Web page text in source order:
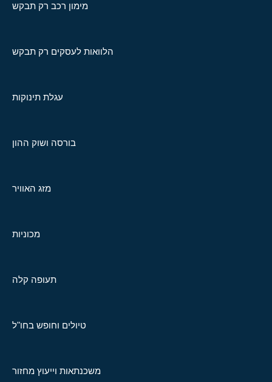
מימון רכב רק תבקש
הלוואות לעסקים רק תבקש
עגלת תינוקות
בורסה ושוק ההון
מזג האוויר
מכוניות
תעופה קלה
טיולים וחופש בחו"ל
משכנתאות וייעוץ מחזור